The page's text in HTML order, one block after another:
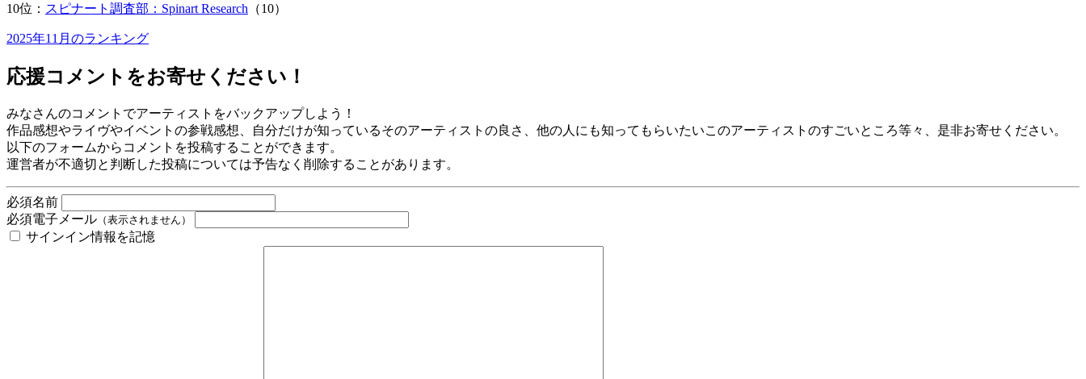
10位： スピナート調査部：Spinart Research （10）
2025年11月のランキング
応援コメントをお寄せください！
みなさんのコメントでアーティストをバックアップしよう！
作品感想やライヴやイベントの参戦感想、自分だけが知っているそのアーティストの良さ、他の人にも知ってもらいたいこのアーティストのすごいところ等々、是非お寄せください。
以下のフォームからコメントを投稿することができます。
運営者が不適切と判断した投稿については予告なく削除することがあります。
必須名前
必須電子メール （表示されません）
サインイン情報を記憶